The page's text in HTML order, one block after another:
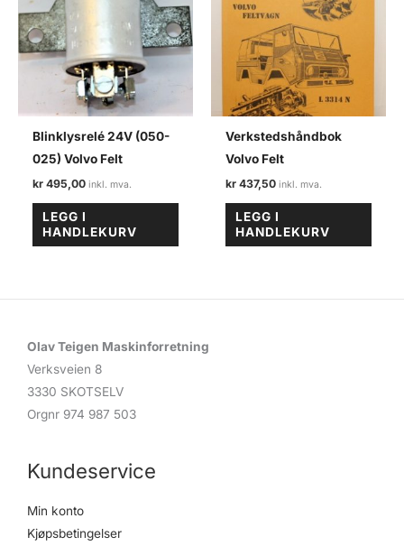
Blinklysrelé 24V (050-
025) Volvo Felt
kr 495,00
LEGG I
HANDLEKURV
Verkstedshåndbok
Volvo Felt
kr 437,50
LEGG I
HANDLEKURV
Olav Teigen Maskinforretning
Verksveien 8
3330 SKOTSELV
Orgnr 974 987 503
Kundeservice
Min konto
Kjøpsbetingelser